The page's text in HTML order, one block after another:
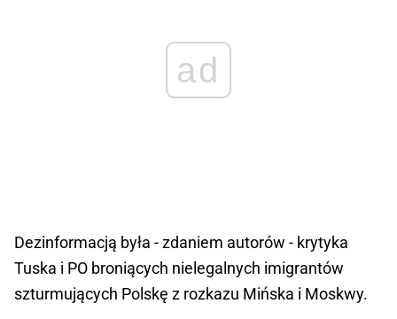
ad
Dezinformacją była - zdaniem autorów - krytyka
Tuska i PO broniących nielegalnych imigrantów
szturmujących Polskę z rozkazu Mińska i Moskwy.